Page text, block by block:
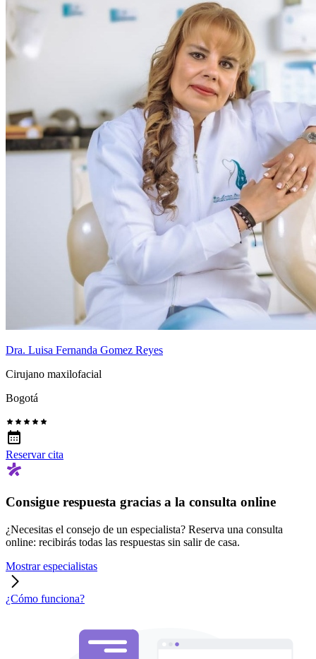
Dra. Luisa Fernanda Gomez Reyes
Cirujano maxilofacial
Bogotá
Reservar cita
Consigue respuesta gracias a la consulta online
¿Necesitas el consejo de un especialista? Reserva una consulta
online: recibirás todas las respuestas sin salir de casa.
Mostrar especialistas
¿Cómo funciona?